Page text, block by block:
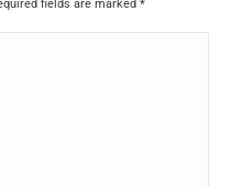
fields are marked *